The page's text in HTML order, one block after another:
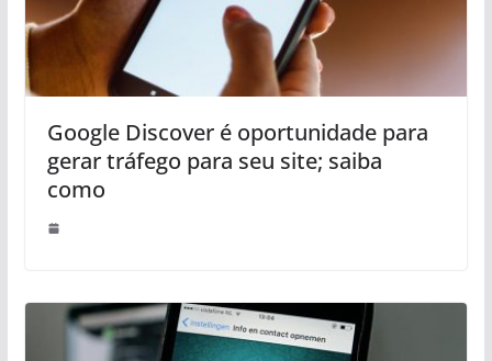
Google Discover é oportunidade para
gerar tráfego para seu site; saiba
como